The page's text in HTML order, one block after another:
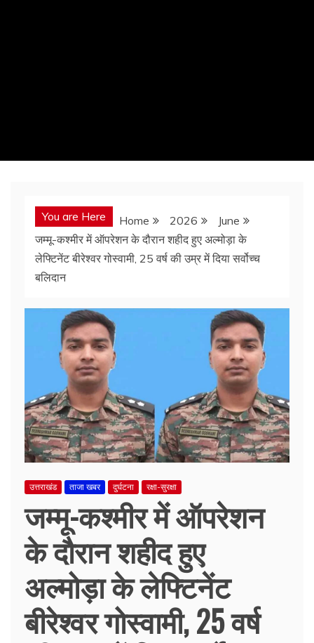
You are Here Home 2026
June
जम्मू-कश्मीर में ऑपरेशन के दौरान शहीद हुए अल्मोड़ा के
लेफ्टिनेंट बीरेश्वर गोस्वामी, 25 वर्ष की उम्र में दिया सर्वोच्च
बलिदान
उत्तराखंड ताजा खबर दुर्घटना रक्षा-सुरक्षा
जम्मू-कश्मीर में ऑपरेशन
के दौरान शहीद हुए
अल्मोड़ा के लेफ्टिनेंट
बीरेश्वर गोस्वामी, 25 वर्ष